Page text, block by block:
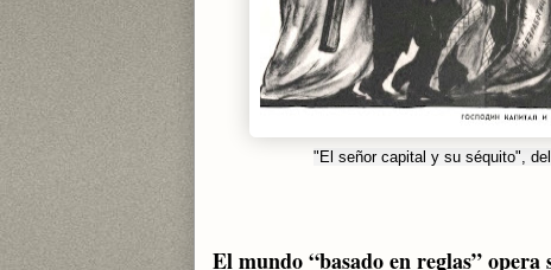
"El señor capital y su séquito",
El mundo “basado en reglas”